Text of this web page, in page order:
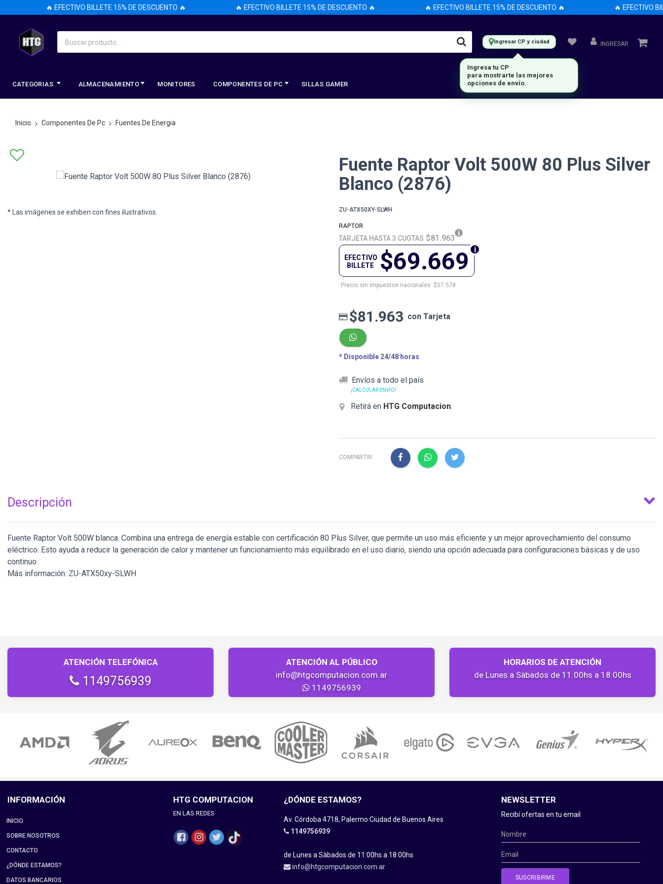
🔥 EFECTIVO BILLETE 15% DE DESCUENTO 🔥 🔥 EFECTIVO BILLETE 15% DE DESCUENTO 🔥 🔥 EFECTIVO BILLETE 15% DE DESCUENTO 🔥 🔥 EFECTIVO
Ingresar CP y ciudad INGRESAR
CATEGORIAS ALMACENAMIENTO MONITORES COMPONENTES DE PC SILLAS GAMER
Inicio Componentes De Pc Fuentes De Energia
* Las imágenes se exhiben con fines ilustrativos.
Fuente Raptor Volt 500W 80 Plus Silver
Blanco (2876)
ZU-ATX50XY-SLWH
RAPTOR
TARJETA HASTA 3 CUOTAS $81.963
$69.669
EFECTIVO
BILLETE
Precio sin impuestos nacionales: $57.578
$81.963 con Tarjeta
* Disponible 24/48 horas
Envíos a todo el país
¡CALCULAR ENVÍO!
Retirá en HTG Computacion.
COMPARTIR:
Descripción
Fuente Raptor Volt 500W blanca. Combina una entrega de energía estable con certificación 80 Plus Silver, que permite un uso más eficiente y un mejor aprovechamiento del consumo
eléctrico. Esto ayuda a reducir la generación de calor y mantener un funcionamiento más equilibrado en el uso diario, siendo una opción adecuada para configuraciones básicas y de uso
continuo.
Más información: ZU-ATX50xy-SLWH
ATENCIÓN TELEFÓNICA
1149756939
ATENCIÓN AL PÚBLICO
info@htgcomputacion.com.ar
1149756939
HORARIOS DE ATENCIÓN
de Lunes a Sàbados de 11:00hs a 18:00hs
INFORMACIÓN
INICIO
SOBRE NOSOTROS
CONTACTO
¿DÓNDE ESTAMOS?
DATOS BANCARIOS
HTG COMPUTACION
EN LAS REDES
¿DÓNDE ESTAMOS?
Av. Córdoba 4718, Palermo Ciudad de Buenos Aires
1149756939
de Lunes a Sàbados de 11:00hs a 18:00hs
info@htgcomputacion.com.ar
NEWSLETTER
Recibí ofertas en tu email
Ingresa tu CP
para mostrarte las mejores
opciones de envío.